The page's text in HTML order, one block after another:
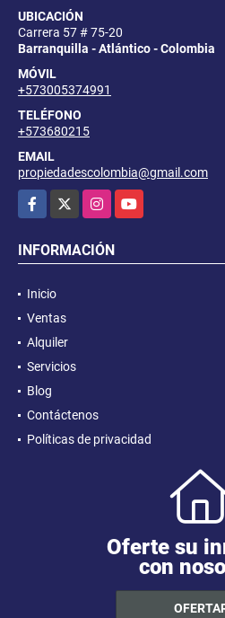
UBICACIÓN
Carrera 57 # 75-20
Barranquilla - Atlántico - Colombia
MÓVIL
+573005374991
TELÉFONO
+573680215
EMAIL
propiedadescolombia@gmail.com
Facebook
InstagramYouTube
INFORMACIÓN
Inicio
Ventas
Alquiler
Servicios
Blog
Contáctenos
Políticas de privacidad
Oferte su
con